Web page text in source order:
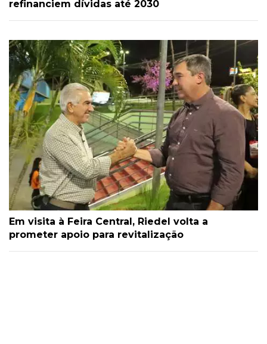
refinanciem dívidas até 2030
Em visita à Feira Central, Riedel volta a
prometer apoio para revitalização